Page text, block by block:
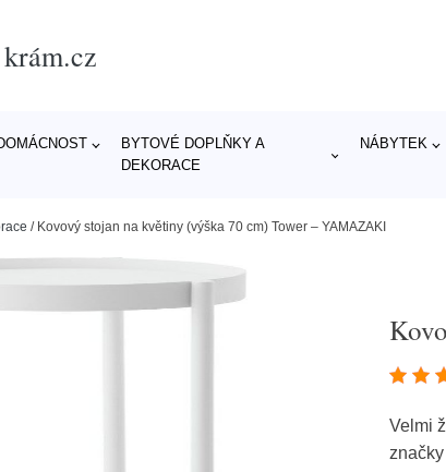
BYTOVÉ DOPLŇKY A
DEKORACE
NÁBYTEK
/ Kovový stojan na květiny (výška 70 cm) Tower – YAMAZAKI
Velmi